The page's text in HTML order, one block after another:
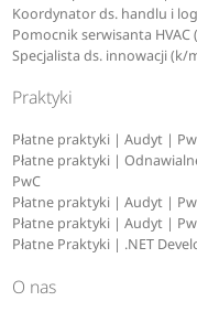
Koordynator ds. handlu i
Pomocnik serwisanta HVAC
Specjalista ds. innowacji (k/
Praktyki
Płatne praktyki | Audyt |
Płatne praktyki |
PwC
Płatne praktyki | Audyt |
Płatne praktyki | Audyt |
Płatne Praktyki | .NET
O nas